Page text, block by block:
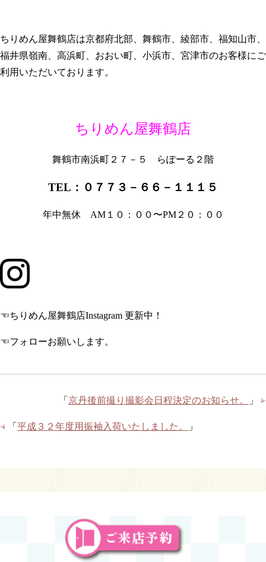
ちりめん屋舞鶴店は京都府北部、舞鶴市、綾部市、福知山市、
福井県嶺南、高浜町、おおい町、小浜市、宮津市のお客様にご
利用いただいております。
ちりめん屋舞鶴店
舞鶴市南浜町２７－５ らぽーる２階
TEL：０７７３－６６－１１１５
年中無休 AM１０：００〜PM２０：００
☜ちりめん屋舞鶴店Instagram 更新中！
☜フォローお願いします。
「 京丹後前撮り撮影会日程決定のお知らせ。 」
「 平成３２年度用振袖入荷いたしました。 」